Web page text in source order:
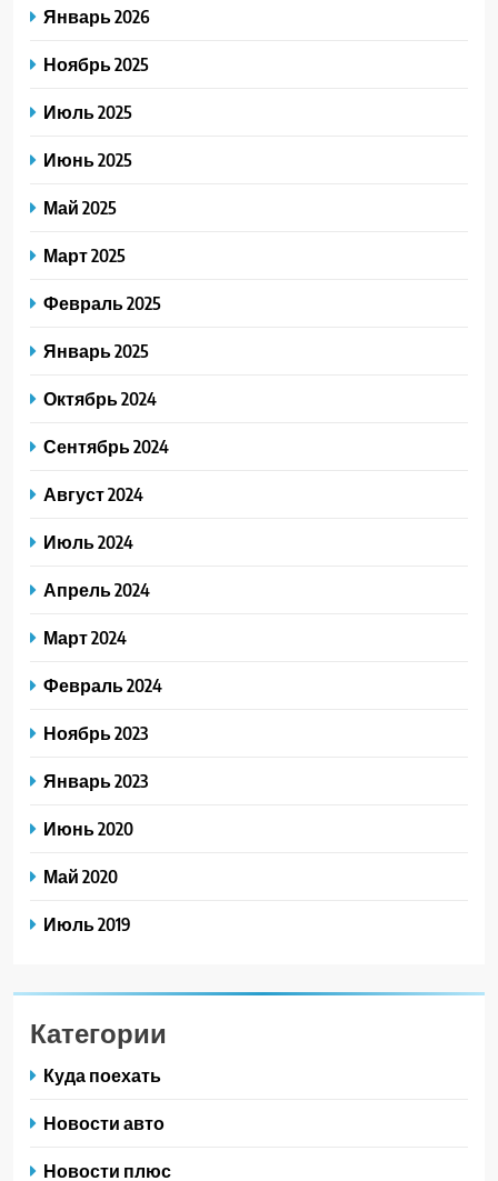
Январь 2026
Ноябрь 2025
Июль 2025
Июнь 2025
Май 2025
Март 2025
Февраль 2025
Январь 2025
Октябрь 2024
Сентябрь 2024
Август 2024
Июль 2024
Апрель 2024
Март 2024
Февраль 2024
Ноябрь 2023
Январь 2023
Июнь 2020
Май 2020
Июль 2019
Категории
Куда поехать
Новости авто
Новости плюс